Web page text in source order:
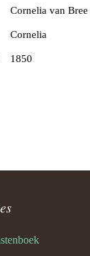
Cornelia van Bree
Cornelia
1850